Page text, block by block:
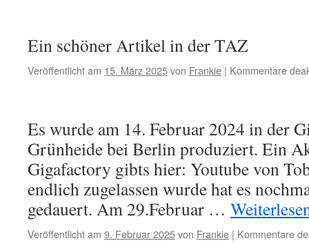
Ein schöner Artikel in der TAZ
Veröffentlicht am 15. März 2025von Frankie | Kommentare
Es wurde am 14. Februar 2024 in der
Grünheide bei Berlin produziert. Ein
Gigafactory gibts hier: Youtube von
endlich zugelassen wurde hat es
gedauert. Am 29.Februar …
Veröffentlicht am 9. Februar 2025von Frankie | Kommentare